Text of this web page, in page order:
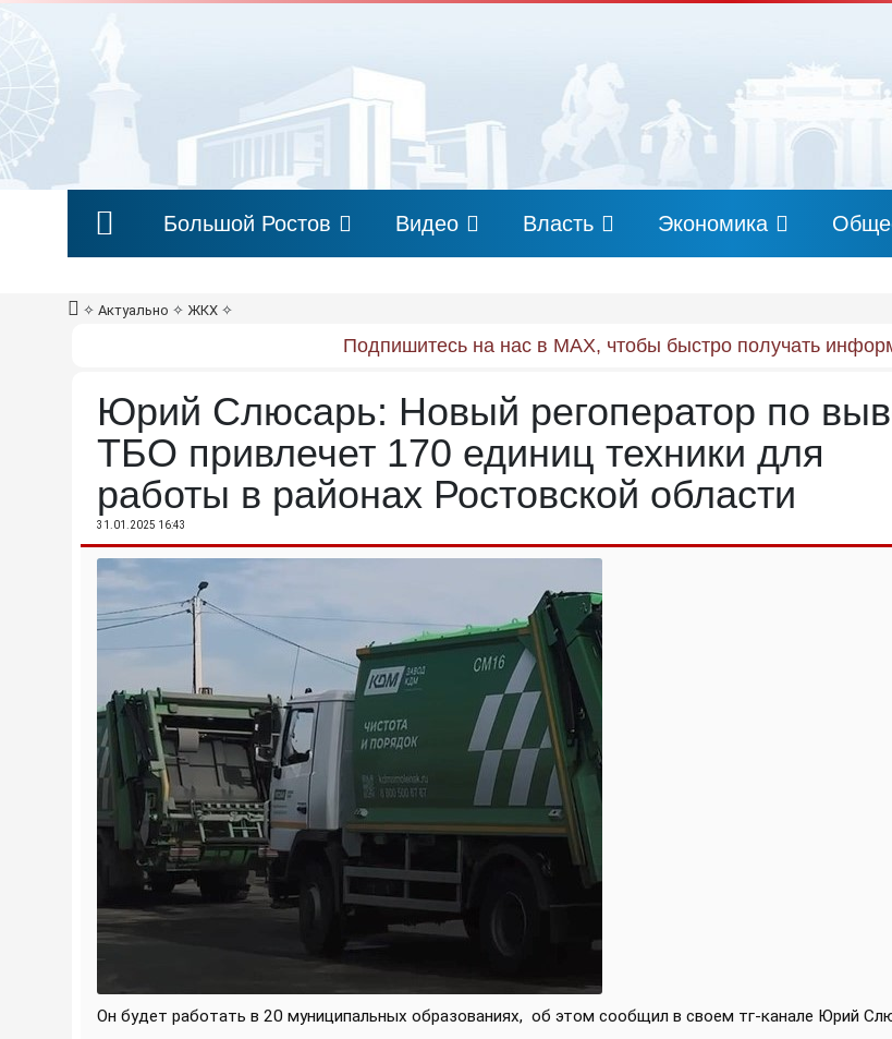
Большой Ростов Видео Власть Экономика
✧ Актуально ✧ ЖКХ ✧
Подпишитесь на нас в MAX, чтобы быстро получать
Юрий Слюсарь: Новый регоператор по
ТБО привлечет 170 единиц техники для
работы в районах Ростовской области
31.01.2025 16:43
Он будет работать в 20 муниципальных образованиях, об этом сообщил в своем тг-канале Юрий